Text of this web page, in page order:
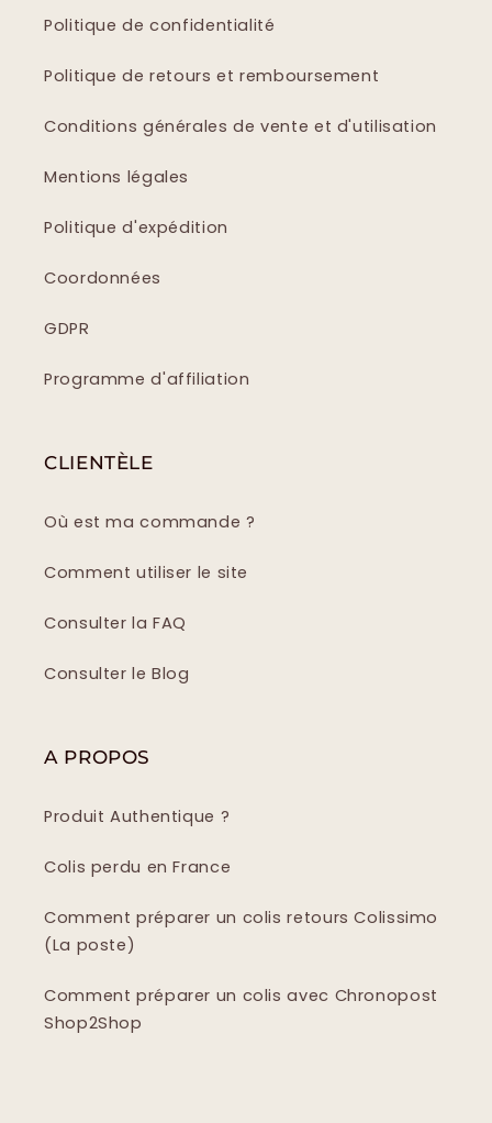
Politique de confidentialité
Politique de retours et remboursement
Conditions générales de vente et d'utilisation
Mentions légales
Politique d'expédition
Coordonnées
GDPR
Programme d'affiliation
CLIENTÈLE
Où est ma commande ?
Comment utiliser le site
Consulter la FAQ
Consulter le Blog
A PROPOS
Produit Authentique ?
Colis perdu en France
Comment préparer un colis retours Colissimo
(La poste)
Comment préparer un colis avec Chronopost
Shop2Shop